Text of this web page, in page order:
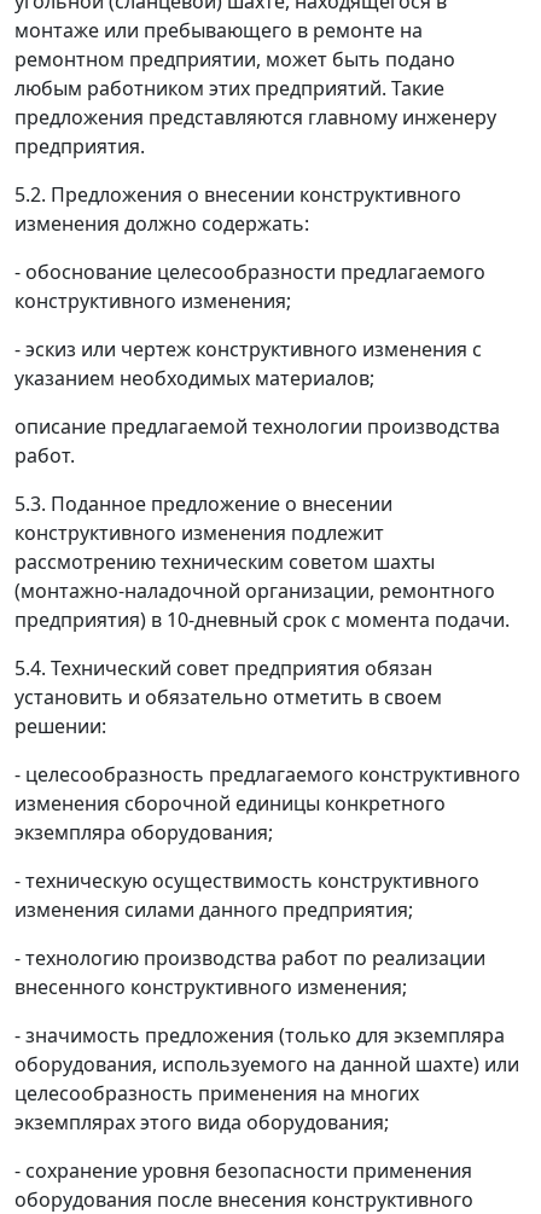
монтаже или пребывающего в ремонте на
ремонтном предприятии, может быть подано
любым работником этих предприятий. Такие
предложения представляются главному инженеру
предприятия.
5.2. Предложения о внесении конструктивного
изменения должно содержать:
- обоснование целесообразности предлагаемого
конструктивного изменения;
- эскиз или чертеж конструктивного изменения с
указанием необходимых материалов;
описание предлагаемой технологии производства
работ.
5.3. Поданное предложение о внесении
конструктивного изменения подлежит
рассмотрению техническим советом шахты
(монтажно-наладочной организации, ремонтного
предприятия) в 10-дневный срок с момента подачи.
5.4. Технический совет предприятия обязан
установить и обязательно отметить в своем
решении:
- целесообразность предлагаемого конструктивного
изменения сборочной единицы конкретного
экземпляра оборудования;
- техническую осуществимость конструктивного
изменения силами данного предприятия;
- технологию производства работ по реализации
внесенного конструктивного изменения;
- значимость предложения (только для экземпляра
оборудования, используемого на данной шахте) или
целесообразность применения на многих
экземплярах этого вида оборудования;
- сохранение уровня безопасности применения
оборудования после внесения конструктивного